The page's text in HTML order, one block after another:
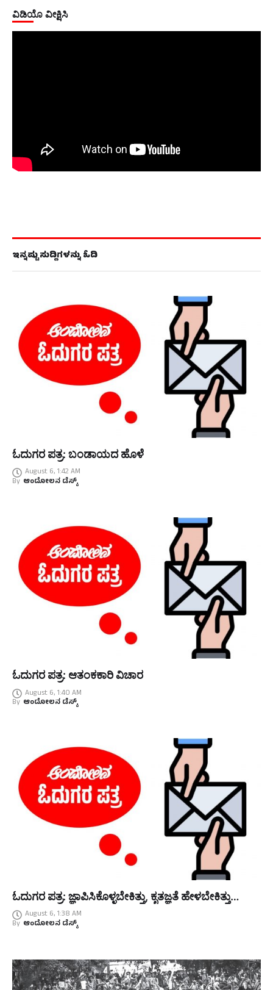
ವಿಡಿಯೊ ವೀಕ್ಷಿಸಿ
ಇನ್ನಷ್ಟು ಸುದ್ದಿಗಳನ್ನು ಓದಿ
ಓದುಗರ ಪತ್ರ: ಬಂಡಾಯದ ಹೊಳೆ
August 6, 1:42 AM
By ಆಂದೋಲನ ಡೆಸ್ಕ್
ಓದುಗರ ಪತ್ರ: ಆತಂಕಕಾರಿ ವಿಚಾರ
August 6, 1:40 AM
By ಆಂದೋಲನ ಡೆಸ್ಕ್
ಓದುಗರ ಪತ್ರ: ಜ್ಞಾಪಿಸಿಕೊಳ್ಳಬೇಕಿತ್ತು, ಕೃತಜ್ಞತೆ ಹೇಳಬೇಕಿತ್ತು…
August 6, 1:38 AM
By ಆಂದೋಲನ ಡೆಸ್ಕ್